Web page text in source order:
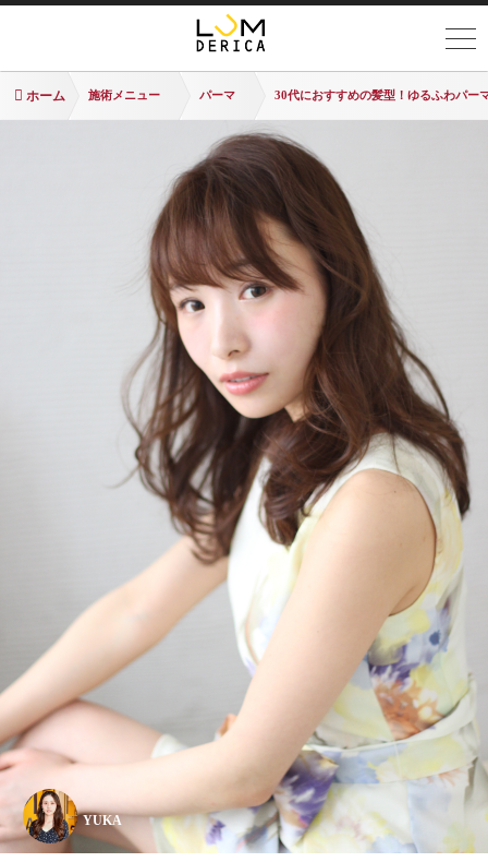
ホーム 施術メニュー パーマ 30代におすすめの髪型！ゆるふわパ
YUKA